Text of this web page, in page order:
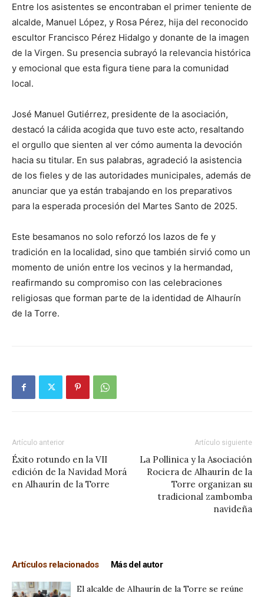
Entre los asistentes se encontraban el primer teniente de
alcalde, Manuel López, y Rosa Pérez, hija del reconocido
escultor Francisco Pérez Hidalgo y donante de la imagen
de la Virgen. Su presencia subrayó la relevancia histórica
y emocional que esta figura tiene para la comunidad
local.
José Manuel Gutiérrez, presidente de la asociación,
destacó la cálida acogida que tuvo este acto, resaltando
el orgullo que sienten al ver cómo aumenta la devoción
hacia su titular. En sus palabras, agradeció la asistencia
de los fieles y de las autoridades municipales, además de
anunciar que ya están trabajando en los preparativos
para la esperada procesión del Martes Santo de 2025.
Este besamanos no solo reforzó los lazos de fe y
tradición en la localidad, sino que también sirvió como un
momento de unión entre los vecinos y la hermandad,
reafirmando su compromiso con las celebraciones
religiosas que forman parte de la identidad de Alhaurín
de la Torre.
Artículo anterior
Éxito rotundo en la VII
edición de la Navidad Morá
en Alhaurín de la Torre
Artículo siguiente
La Pollinica y la Asociación
Rociera de Alhaurín de la
Torre organizan su
tradicional zambomba
navideña
Artículos relacionados Más del autor
El alcalde de Alhaurín de la Torre se reúne